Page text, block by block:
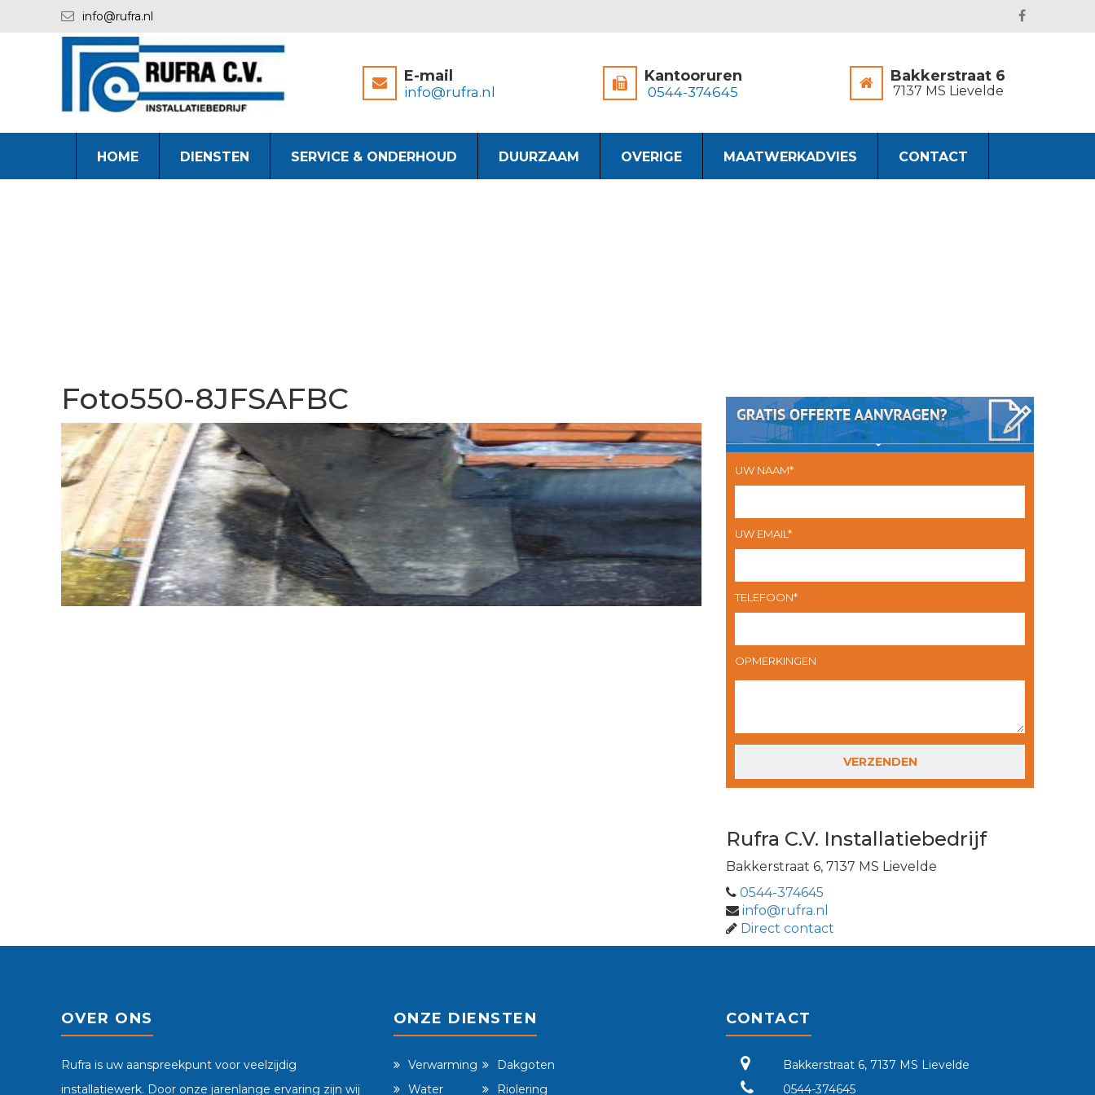
info@rufra.nl
E-mail
info@rufra.nl
Kantooruren
0544-374645
Bakkerstraat 6
7137 MS Lievelde
HOME DIENSTEN SERVICE & ONDERHOUD DUURZAAM OVERIGE MAATWERKADVIES CONTACT
Foto550-8JFSAFBC
UW NAAM*
UW EMAIL*
TELEFOON*
OPMERKINGEN
GELIEVE DIT VELD LEEG TE LATEN.
Rufra C.V. Installatiebedrijf
Bakkerstraat 6, 7137 MS Lievelde
0544-374645
info@rufra.nl
Direct contact
OVER ONS
Rufra is uw aanspreekpunt voor veelzijdig
installatiewerk. Door onze jarenlange ervaring zijn wij
ONZE DIENSTEN
Verwarming
Water
Dakgoten
Riolering
CONTACT
Bakkerstraat 6, 7137 MS Lievelde
0544-374645